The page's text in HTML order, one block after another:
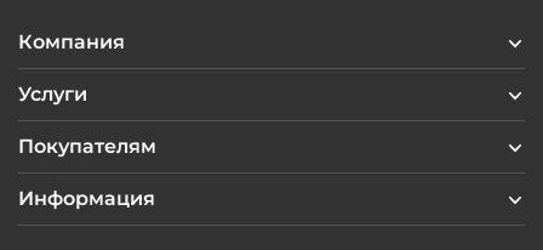
Компания
Услуги
Покупателям
Информация